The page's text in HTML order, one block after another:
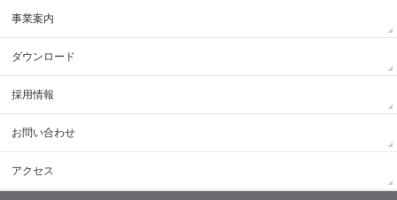
事業案内
ダウンロード
採用情報
お問い合わせ
アクセス